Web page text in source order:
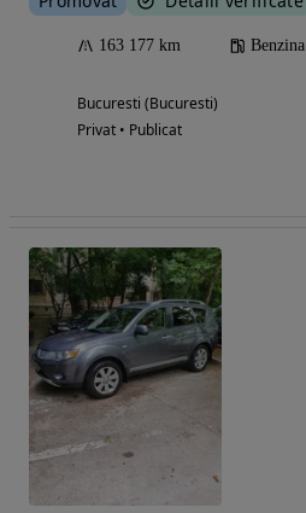
163 177 km Benzina
Bucuresti (Bucuresti)
Privat • Publicat